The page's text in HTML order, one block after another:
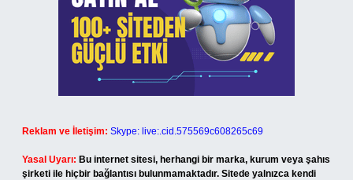
Reklam ve İletişim: Skype: live:.cid.575569c608265c69
Yasal Uyarı: Bu internet sitesi, herhangi bir marka, kurum veya şahıs
şirketi ile hiçbir bağlantısı bulunmamaktadır. Sitede yalnızca kendi